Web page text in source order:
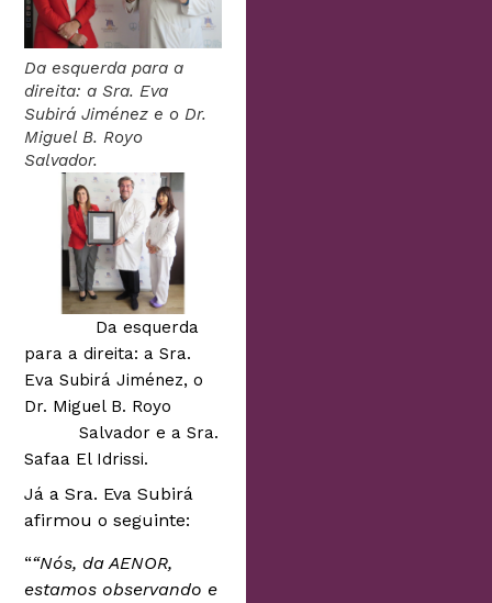
Da esquerda para a
direita: a Sra. Eva
Subirá Jiménez e o Dr.
Miguel B. Royo
Salvador.
Da esquerda
para a direita: a Sra.
Eva Subirá Jiménez, o
Dr. Miguel B. Royo
Salvador e a Sra.
Safaa El Idrissi.
Já a Sra. Eva Subirá
afirmou o seguinte:
““Nós, da AENOR,
estamos observando e